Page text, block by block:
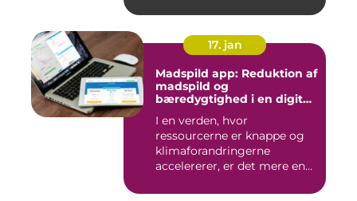
17. jan
Madspild app: Reduktion af
madspild og
bæredygtighed i en digital
I en verden, hvor
ressourcerne er knappe og
klimaforandringerne
accelererer, er det mere end